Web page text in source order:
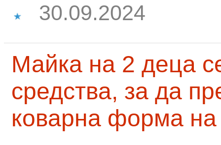
30.09.2024
Майка на 2 деца
средства, за да
коварна форма на